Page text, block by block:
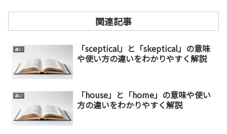
関連記事
違い
「sceptical」と「skeptical」の意味
や使い方の違いをわかりやすく解説
違い
「house」と「home」の意味や使い
方の違いをわかりやすく解説